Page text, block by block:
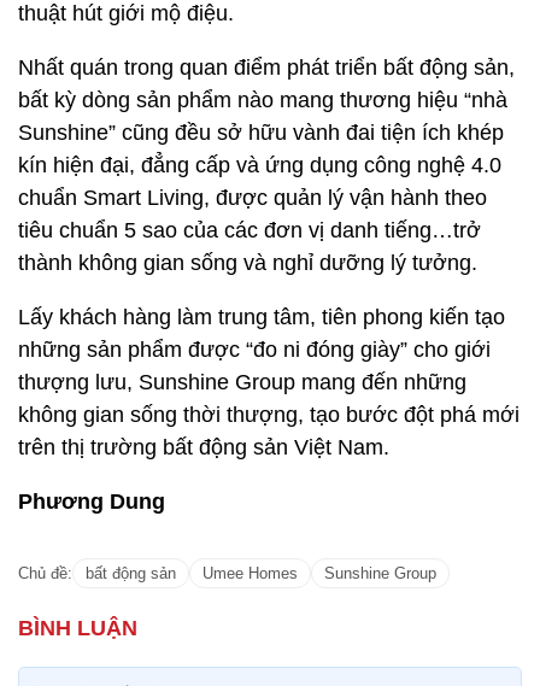
thuật hút giới mộ điệu.
Nhất quán trong quan điểm phát triển bất động sản,
bất kỳ dòng sản phẩm nào mang thương hiệu “nhà
Sunshine” cũng đều sở hữu vành đai tiện ích khép
kín hiện đại, đẳng cấp và ứng dụng công nghệ 4.0
chuẩn Smart Living, được quản lý vận hành theo
tiêu chuẩn 5 sao của các đơn vị danh tiếng…trở
thành không gian sống và nghỉ dưỡng lý tưởng.
Lấy khách hàng làm trung tâm, tiên phong kiến tạo
những sản phẩm được “đo ni đóng giày” cho giới
thượng lưu, Sunshine Group mang đến những
không gian sống thời thượng, tạo bước đột phá mới
trên thị trường bất động sản Việt Nam.
Phương Dung
Chủ đề: bất động sản Umee Homes Sunshine Group